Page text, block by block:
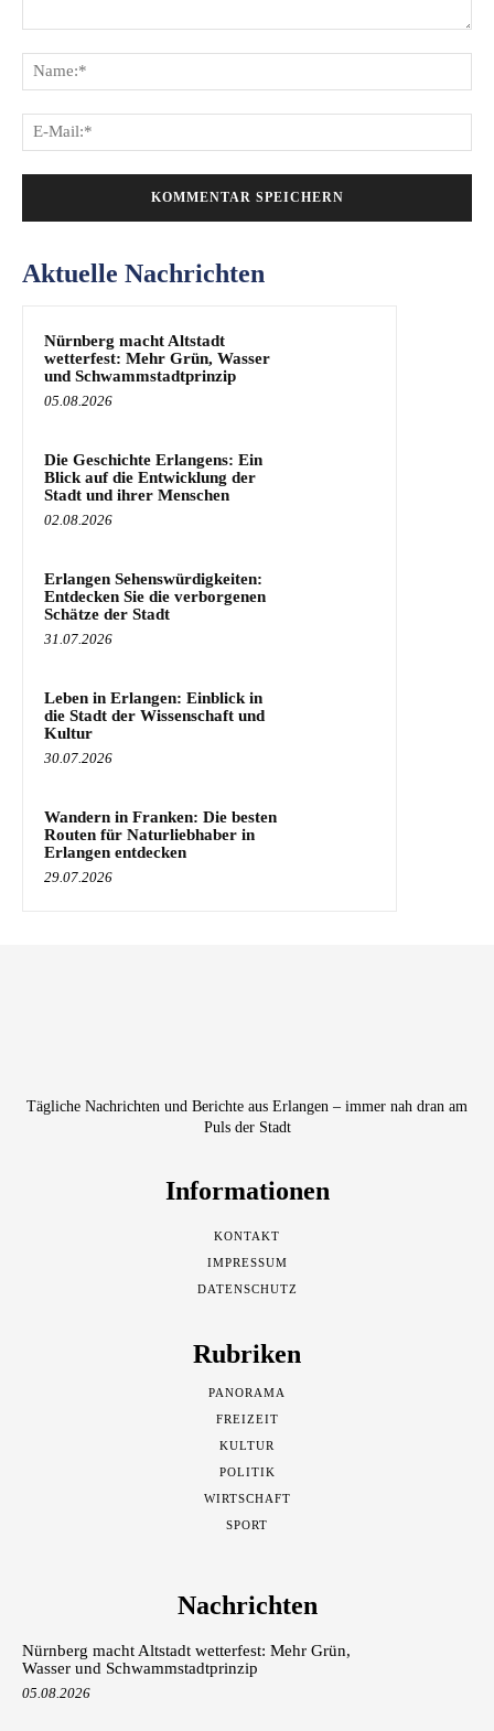
Aktuelle Nachrichten
Nürnberg macht Altstadt
wetterfest: Mehr Grün, Wasser
und Schwammstadtprinzip
05.08.2026
Die Geschichte Erlangens: Ein
Blick auf die Entwicklung der
Stadt und ihrer Menschen
02.08.2026
Erlangen Sehenswürdigkeiten:
Entdecken Sie die verborgenen
Schätze der Stadt
31.07.2026
Leben in Erlangen: Einblick in
die Stadt der Wissenschaft und
Kultur
30.07.2026
Wandern in Franken: Die besten
Routen für Naturliebhaber in
Erlangen entdecken
29.07.2026
Tägliche Nachrichten und Berichte aus Erlangen – immer nah dran am
Puls der Stadt
Informationen
KONTAKT
IMPRESSUM
DATENSCHUTZ
Rubriken
PANORAMA
FREIZEIT
KULTUR
POLITIK
WIRTSCHAFT
SPORT
Nachrichten
Nürnberg macht Altstadt wetterfest: Mehr Grün,
Wasser und Schwammstadtprinzip
05.08.2026